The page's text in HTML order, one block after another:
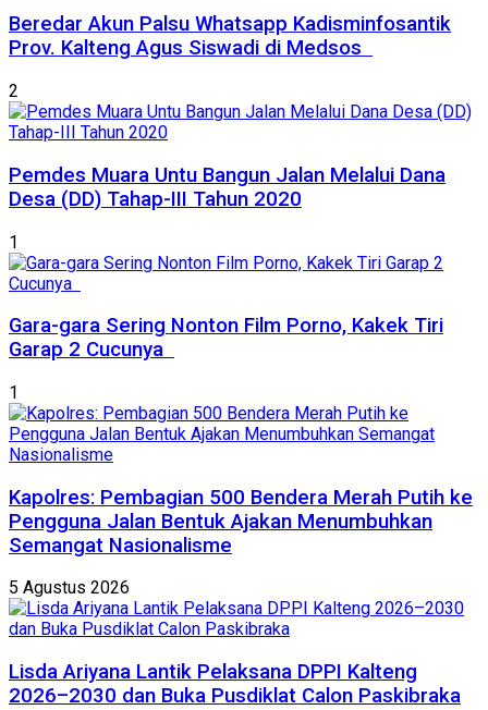
Beredar Akun Palsu Whatsapp Kadisminfosantik
Prov. Kalteng Agus Siswadi di Medsos
2
Pemdes Muara Untu Bangun Jalan Melalui Dana
Desa (DD) Tahap-III Tahun 2020
1
Gara-gara Sering Nonton Film Porno, Kakek Tiri
Garap 2 Cucunya
1
Kapolres: Pembagian 500 Bendera Merah Putih ke
Pengguna Jalan Bentuk Ajakan Menumbuhkan
Semangat Nasionalisme
5 Agustus 2026
Lisda Ariyana Lantik Pelaksana DPPI Kalteng
2026–2030 dan Buka Pusdiklat Calon Paskibraka